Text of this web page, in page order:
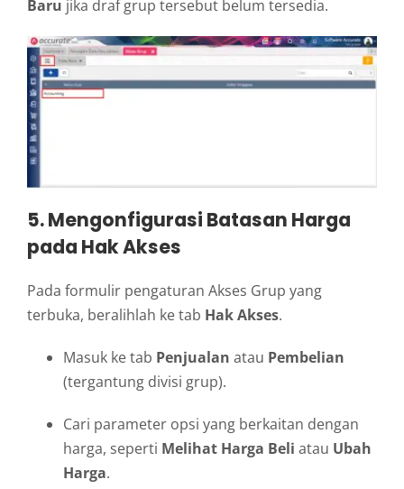
Baru jika draf grup tersebut belum tersedia.
5. Mengonfigurasi Batasan Harga
pada Hak Akses
Pada formulir pengaturan Akses Grup yang
terbuka, beralihlah ke tab Hak Akses.
Masuk ke tab Penjualan atau Pembelian
(tergantung divisi grup).
Cari parameter opsi yang berkaitan dengan
harga, seperti Melihat Harga Beli atau Ubah
Harga.